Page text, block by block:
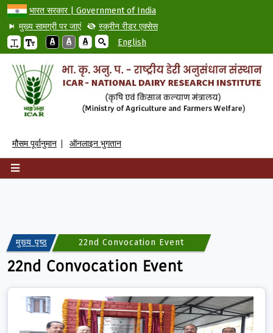
भारत सरकार | Government of India
मुख्य सामग्री पर जाएं
स्क्रीन रीडर एक्सेस
A
A A English
मौसम पूर्वानुमान ऑनलाइन भुगतान
मुख्य पृष्ठ 22nd Convocation Event
22nd Convocation Event